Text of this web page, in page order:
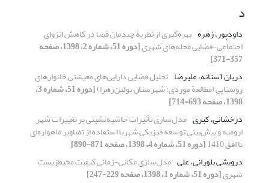
د
داودپور، زهره بهره‌گیری از نظریۀ چیدمان فضا در کاهش انزوای
اجتماعی-فضایی محله‌های شهری [دوره 51، شماره 2، 1398، صفحه
357-371]
دربان آستانه، علیرضا تحلیل فضایی دارایی‌های معیشتی خانوارهای
روستایی (مطالعة موردی: شهرستان بوئین‌زهرا) [دوره 51، شماره 3،
1398، صفحه 693-714]
درخشانی، کبری مدل‌سازی تأثیرات حاشیه‌نشینی بر تغییرات شهر
ارومیه و پیش‌بینی توسعه فیزیکی شهربا استفاده از تصاویر ماهواره‌ای
تا افق 1410
[دوره 51، شماره 4، 1398، صفحه 871-890]
درویشی بلورانی، علی مدل‌سازی مکانی-زمانی کیفیت محیط‌زیست
شهری[دوره 51، شماره 1، 1398، صفحه 229-247]